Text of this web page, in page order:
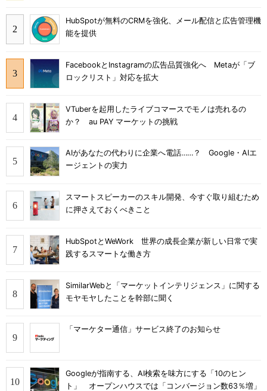
HubSpotが無料のCRMを強化、メール配信と広告管理機
能を提供
FacebookとInstagramの広告品質強化へ Metaが「ブ
ロックリスト」対応を拡大
VTuberを起用したライブコマースでモノは売れるの
か？ au PAY マーケットの挑戦
AIがあなたの代わりに企業へ電話……？ Google・AIエ
ージェントの実力
スマートスピーカーのスキル開発、今すぐ取り組むため
に押さえておくべきこと
HubSpotとWeWork 世界の成長企業が新しい日常で実
践するスマートな働き方
SimilarWebと「マーケットインテリジェンス」に関する
モヤモヤしたことを幹部に聞く
「マーケター通信」サービス終了のお知らせ
Googleが指南する、AI検索を味方にする「10のヒン
ト」 オープンハウスでは「コンバージョン数63％増」